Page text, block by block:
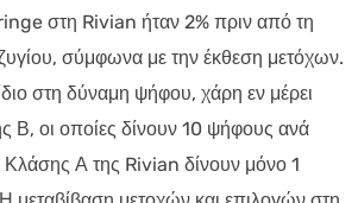
στη Rivian ήταν 2% πριν από τη
σύμφωνα με την έκθεση μετόχων.
στη δύναμη ψήφου, χάρη εν μέρει
Β, οι οποίες δίνουν 10 ψήφους ανά
Κλάσης Α της Rivian δίνουν μόνο 1